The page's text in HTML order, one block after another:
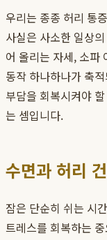
우리는 종종 허리 통
사실은 사소한 일상
어 올리는 자세, 소파
동작 하나하나가 축
부담을 회복시켜야
는 셈입니다.
수면과 허리
잠은 단순히 쉬는 시
트레스를 회복하는